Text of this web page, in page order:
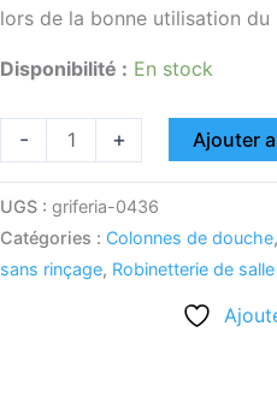
lors de la bonne utilisation du
Disponibilité : En stock
- + Ajouter
UGS : griferia-0436
Catégories : Colonnes de douche,
sans rinçage, Robinetterie de